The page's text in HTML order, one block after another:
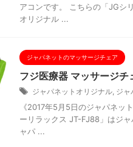
アコンです。 こちらの「JGシ
オリジナル ...
ジャパネットのマッサージチェア
フジ医療器 マッサージ
ジャパネットオリジナル, ジャ
《2017年5月5日のジャパネッ
ーリラックス JT-FJ88」はジ
ャパ ...